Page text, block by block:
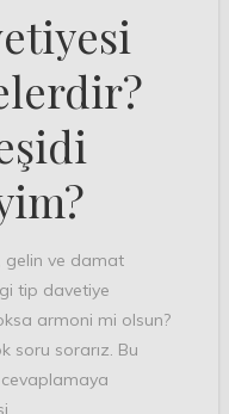
gelin ve damat
tip davetiye
armoni mi olsun?
soru sorarız. Bu
cevaplamaya